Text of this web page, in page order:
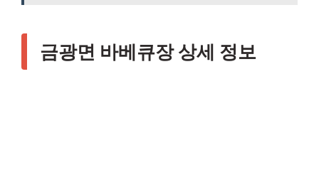
금광면 바베큐장 상세 정보